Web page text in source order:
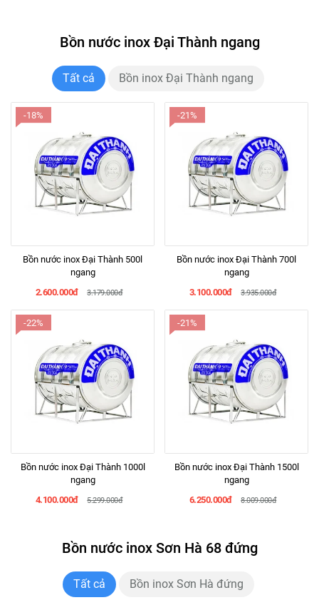
Bồn nước inox Đại Thành ngang
Tất cả Bồn inox Đại Thành ngang
-18%
Bồn nước inox Đại Thành 500l
ngang
2.600.000đ
3.179.000đ
-21%
Bồn nước inox Đại Thành 700l
ngang
3.100.000đ
3.935.000đ
-22%
Bồn nước inox Đại Thành 1000l
ngang
4.100.000đ
5.299.000đ
-21%
Bồn nước inox Đại Thành 1500l
ngang
6.250.000đ
8.009.000đ
Bồn nước inox Sơn Hà 68 đứng
Tất cả Bồn inox Sơn Hà đứng